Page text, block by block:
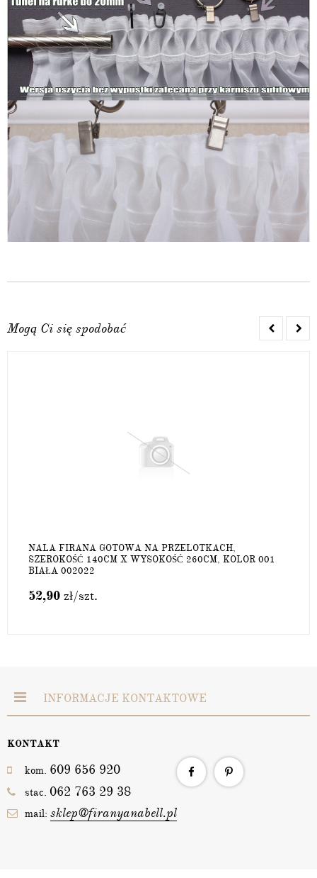
Mogą Ci się spodobać
NALA FIRANA GOTOWA NA PRZELOTKACH,
SZEROKOŚĆ 140CM X WYSOKOŚĆ 260CM, KOLOR 001
BIAŁA 002022
52,90 zł/szt.
INFORMACJE KONTAKTOWE
KONTAKT
kom. 609 656 920
stac. 062 763 29 38
mail: sklep@firanyanabell.pl